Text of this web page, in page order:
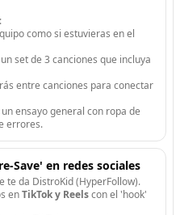
como si estuvieras en el
set de 3 canciones que incluya
entre canciones para conectar
ensayo general con ropa de
errores.
Save' en redes sociales
te da DistroKid (HyperFollow).
enTikTok y Reelscon el 'hook'